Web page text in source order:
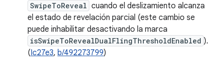
SwipeToReveal cuando el deslizamiento alcanza
el estado de revelación parcial (este cambio se
puede inhabilitar desactivando la marca
isSwipeToRevealDualFlingThresholdEnabled ).
(Ic27e3, b/492273799)